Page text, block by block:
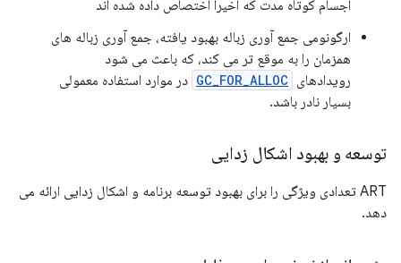
اجسام کوتاه مدت که اخیراً اختصاص داده شده اند
ارگونومی جمع آوری زباله بهبود یافته، جمع آوری زباله های
همزمان را به موقع تر می کند، که باعث می شود
رویدادهای GC_FOR_ALLOC در موارد استفاده معمولی
بسیار نادر باشد.
توسعه و بهبود اشکال زدایی
ART تعدادی ویژگی را برای بهبود توسعه برنامه و اشکال زدایی ارائه می
دهد.